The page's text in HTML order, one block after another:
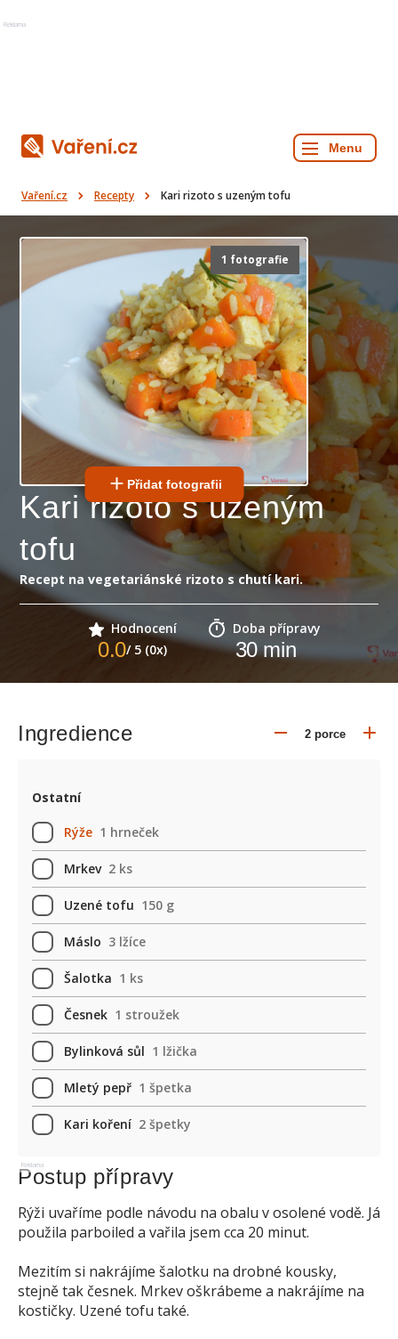
Reklama
Vaření.cz Recepty Kari rizoto s uzeným tofu
1 fotografie
Přidat fotografii
Kari rizoto s uzeným
tofu
Recept na vegetariánské rizoto s chutí kari.
Hodnocení
0.0/ 5 (0x)
Doba přípravy
30min
Ingredience
Ostatní
Rýže 1 hrneček
Mrkev 2 ks
Uzené tofu 150 g
Máslo 3 lžíce
Šalotka 1 ks
Česnek 1 stroužek
Bylinková sůl 1 lžička
Mletý pepř 1 špetka
Kari koření 2 špetky
Reklama
Postup přípravy
Rýži uvaříme podle návodu na obalu v osolené vodě. Já
použila parboiled a vařila jsem cca 20 minut.
Mezitím si nakrájíme šalotku na drobné kousky,
stejně tak česnek. Mrkev oškrábeme a nakrájíme na
kostičky. Uzené tofu také.